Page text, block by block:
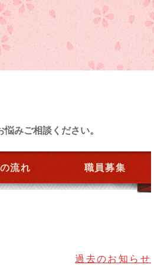
みご相談ください。
流れ 職員募集
過去のお知らせ